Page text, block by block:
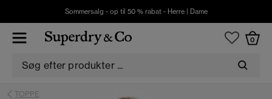
Sommersalg - op til 50 % rabat - Herre| Dame
0
TOPPE